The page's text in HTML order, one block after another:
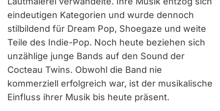
eindeutigen Kategorien und wurde dennoch
stilbildend für Dream Pop, Shoegaze und weite
Teile des Indie-Pop. Noch heute beziehen sich
unzählige junge Bands auf den Sound der
Cocteau Twins. Obwohl die Band nie
kommerziell erfolgreich war, ist der musikalische
Einfluss ihrer Musik bis heute präsent.